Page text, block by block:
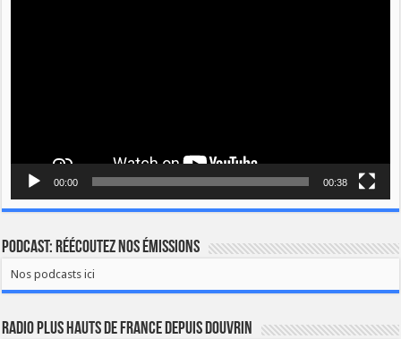
00:00 00:38
Podcast: Réécoutez nos émissions
Nos podcasts ici
Radio Plus Hauts de France depuis Douvrin